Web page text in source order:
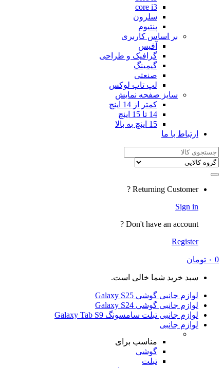
core i3
سلرون
پنتیوم
بر اساس کاربری
آفیس
گرافیک و طراحی
گیمینگ
صنعتی
لپ تاپ لوکس
سایز صفحه نمایش
کمتر از 14 اینچ
14 تا 15 اینچ
15 اینچ به بالا
ارتباط با ما
Search
for:
Returning Customer ?
Sign in
Don't have an account ?
Register
0 ۰ تومان
سبد خرید شما خالی است.
لوازم جانبی گوشی Galaxy S25
لوازم جانبی گوشی Galaxy S24
لوازم جانبی تبلت سامسونگ Galaxy Tab S9
لوازم جانبی
مناسب برای
گوشی
تبلت